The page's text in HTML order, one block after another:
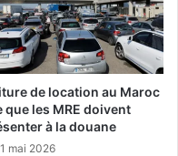
de location au Maroc
que les MRE doivent
à la douane
mai 2026